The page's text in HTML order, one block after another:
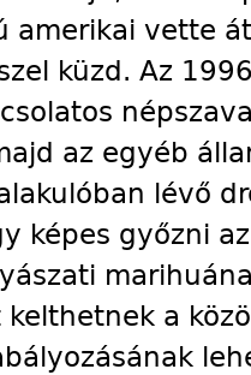
amerikai vette
küzd. Az
az egyéb
lévő
képes győzni
a